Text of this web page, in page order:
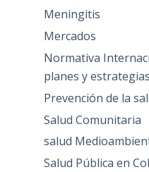
Meningitis
Mercados
Normativa
planes y
Prevención de la
Salud Comunitaria
salud
Salud Pública en